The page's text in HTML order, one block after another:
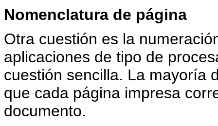
Nomenclatura de página
Otra cuestión es la
aplicaciones de tipo de
cuestión sencilla. La mayoría
que cada página impresa
documento.